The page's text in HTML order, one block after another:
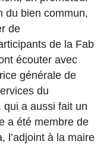
du bien commun,
de
de la Fab
écouter avec
générale de
du
qui a aussi fait un
a été membre de
l’adjoint à la maire